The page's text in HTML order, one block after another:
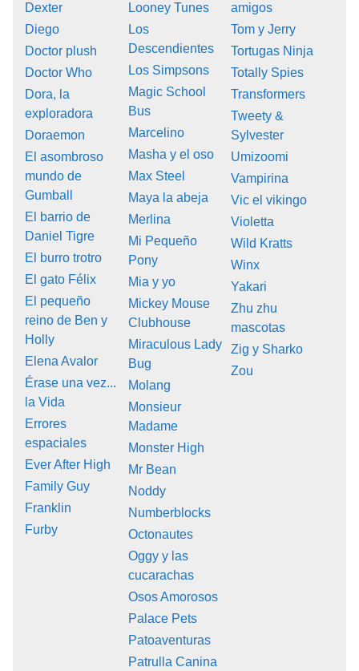
Dexter
Diego
Doctor plush
Doctor Who
Dora, la
exploradora
Doraemon
El asombroso
mundo de
Gumball
El barrio de
Daniel Tigre
El burro trotro
El gato Félix
El pequeño
reino de Ben y
Holly
Elena Avalor
Érase una vez...
la Vida
Errores
espaciales
Ever After High
Family Guy
Franklin
Furby
Looney Tunes
Los
Descendientes
Los Simpsons
Magic School
Bus
Marcelino
Masha y el oso
Max Steel
Maya la abeja
Merlina
Mi Pequeño
Pony
Mia y yo
Mickey Mouse
Clubhouse
Miraculous Lady
Bug
Molang
Monsieur
Madame
Monster High
Mr Bean
Noddy
Numberblocks
Octonautes
Oggy y las
cucarachas
Osos Amorosos
Palace Pets
Patoaventuras
Patrulla Canina
amigos
Tom y Jerry
Tortugas Ninja
Totally Spies
Transformers
Tweety &
Sylvester
Umizoomi
Vampirina
Vic el vikingo
Violetta
Wild Kratts
Winx
Yakari
Zhu zhu
mascotas
Zig y Sharko
Zou